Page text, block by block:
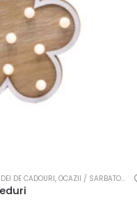
IDEI DE CADOURI, OCAZII / SARBATORI